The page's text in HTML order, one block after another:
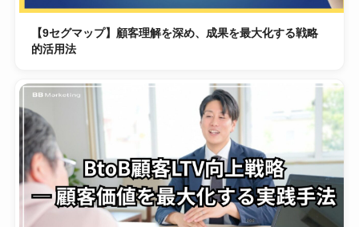
【9セグマップ】顧客理解を深め、成果を最大化する戦略
的活用法